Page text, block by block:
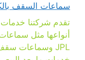
سماعات السقف
تقدم شركتنا
أنواعها مثل